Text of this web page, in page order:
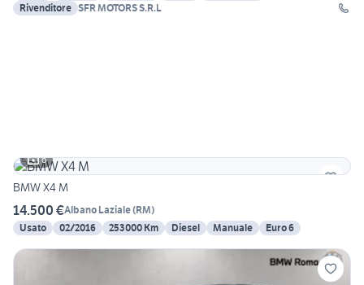
Rivenditore SFR MOTORS S.R.L
6
BMW X4 M
14.500 €Albano Laziale(RM)
Usato
02/2016 253000 Km Diesel Manuale Euro 6